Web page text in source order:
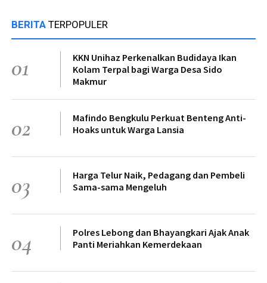
BERITA TERPOPULER
01
KKN Unihaz Perkenalkan Budidaya Ikan
Kolam Terpal bagi Warga Desa Sido
Makmur
02
Mafindo Bengkulu Perkuat Benteng Anti-
Hoaks untuk Warga Lansia
03
Harga Telur Naik, Pedagang dan Pembeli
Sama-sama Mengeluh
04
Polres Lebong dan Bhayangkari Ajak Anak
Panti Meriahkan Kemerdekaan